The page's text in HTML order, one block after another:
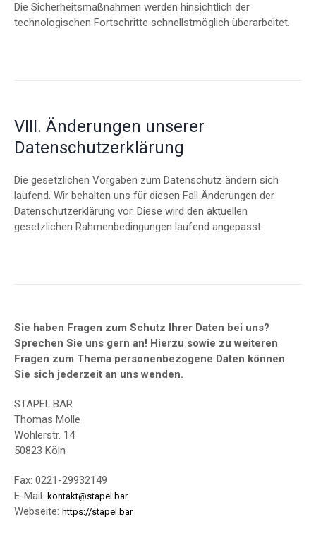
Die Sicherheitsmaßnahmen werden hinsichtlich der
technologischen Fortschritte schnellstmöglich überarbeitet.
VIII. Änderungen unserer
Datenschutzerklärung
Die gesetzlichen Vorgaben zum Datenschutz ändern sich
laufend. Wir behalten uns für diesen Fall Änderungen der
Datenschutzerklärung vor. Diese wird den aktuellen
gesetzlichen Rahmenbedingungen laufend angepasst.
Sie haben Fragen zum Schutz Ihrer Daten bei uns?
Sprechen Sie uns gern an! Hierzu sowie zu weiteren
Fragen zum Thema personenbezogene Daten können
Sie sich jederzeit an uns wenden.
STAPEL.BAR
Thomas Molle
Wöhlerstr. 14
50823 Köln
Fax: 0221-29932149
E-Mail:kontakt@stapel.bar
Webseite:https://stapel.bar